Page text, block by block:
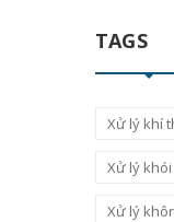
TAGS
Xử lý khí
Xử lý
Xử lý